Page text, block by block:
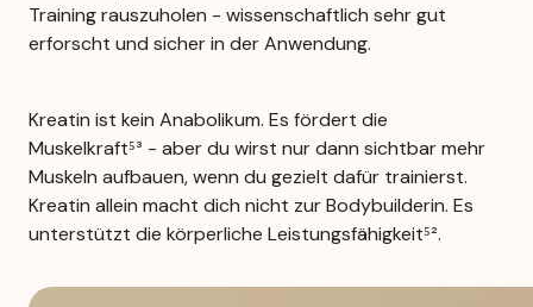
Training rauszuholen - wissenschaftlich sehr gut
erforscht und sicher in der Anwendung.
Kreatin ist kein Anabolikum. Es fördert die
Muskelkraft⁵³ - aber du wirst nur dann sichtbar mehr
Muskeln aufbauen, wenn du gezielt dafür trainierst.
Kreatin allein macht dich nicht zur Bodybuilderin. Es
unterstützt die körperliche Leistungsfähigkeit⁵².